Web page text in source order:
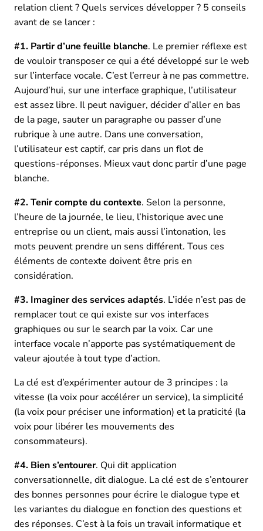
relation client ? Quels services développer ? 5 conseils
avant de se lancer :
#1. Partir d’une feuille blanche. Le premier réflexe est
de vouloir transposer ce qui a été développé sur le web
sur l’interface vocale. C’est l’erreur à ne pas commettre.
Aujourd’hui, sur une interface graphique, l’utilisateur
est assez libre. Il peut naviguer, décider d’aller en bas
de la page, sauter un paragraphe ou passer d’une
rubrique à une autre. Dans une conversation,
l’utilisateur est captif, car pris dans un flot de
questions-réponses. Mieux vaut donc partir d’une page
blanche.
#2. Tenir compte du contexte. Selon la personne,
l’heure de la journée, le lieu, l’historique avec une
entreprise ou un client, mais aussi l’intonation, les
mots peuvent prendre un sens différent. Tous ces
éléments de contexte doivent être pris en
considération.
#3. Imaginer des services adaptés. L’idée n’est pas de
remplacer tout ce qui existe sur vos interfaces
graphiques ou sur le search par la voix. Car une
interface vocale n’apporte pas systématiquement de
valeur ajoutée à tout type d’action.
La clé est d’expérimenter autour de 3 principes : la
vitesse (la voix pour accélérer un service), la simplicité
(la voix pour préciser une information) et la praticité (la
voix pour libérer les mouvements des
consommateurs).
#4. Bien s’entourer. Qui dit application
conversationnelle, dit dialogue. La clé est de s’entourer
des bonnes personnes pour écrire le dialogue type et
les variantes du dialogue en fonction des questions et
des réponses. C’est à la fois un travail informatique et